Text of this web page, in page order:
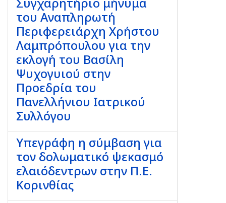
του Αναπληρωτή
Περιφερειάρχη Χρήστου
Λαμπρόπουλου για την
εκλογή του Βασίλη
Ψυχογυιού στην
Προεδρία του
Πανελλήνιου Ιατρικού
Συλλόγου
Υπεγράφη η σύμβαση για
τον δολωματικό ψεκασμό
ελαιόδεντρων στην Π.Ε.
Κορινθίας